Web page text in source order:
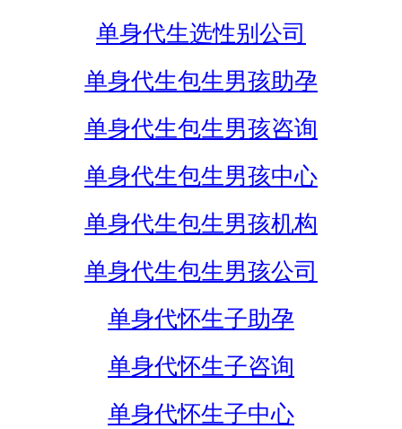
单身代生选性别公司
单身代生包生男孩助孕
单身代生包生男孩咨询
单身代生包生男孩中心
单身代生包生男孩机构
单身代生包生男孩公司
单身代怀生子助孕
单身代怀生子咨询
单身代怀生子中心